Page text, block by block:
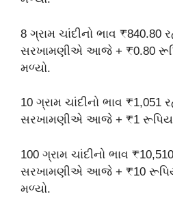
8 ગ્રામ ચાંદીનો ભાવ ₹840.80
સરખામણીએ આજે + ₹0.80
મળ્યો.
10 ગ્રામ ચાંદીનો ભાવ ₹1,051
સરખામણીએ આજે + ₹1
100 ગ્રામ ચાંદીનો ભાવ
સરખામણીએ આજે + ₹10
મળ્યો.